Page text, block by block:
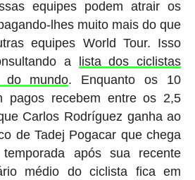
equipes podem atrair os
lhes muito mais do que
equipes World Tour. Isso
a
lista dos ciclistas
do mundo. Enquanto os 10
pagos recebem entre os 2,5
Carlos Rodríguez ganha ao
de Tadej Pogacar que chega
após sua recente
médio do ciclista fica em